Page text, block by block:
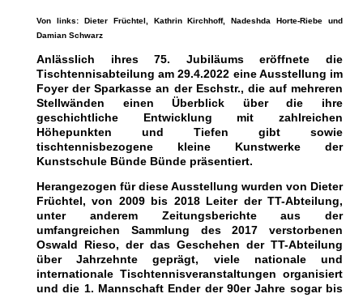
Von links: Dieter Früchtel, Kathrin Kirchhoff, Nadeshda Horte-Riebe und
Damian Schwarz
Anlässlich ihres 75. Jubiläums eröffnete die
Tischtennisabteilung am 29.4.2022 eine Ausstellung im
Foyer der Sparkasse an der Eschstr., die auf mehreren
Stellwänden einen Überblick über die ihre
geschichtliche Entwicklung mit zahlreichen
Höhepunkten und Tiefen gibt sowie
tischtennisbezogene kleine Kunstwerke der
Kunstschule Bünde Bünde präsentiert.
Herangezogen für diese Ausstellung wurden von Dieter
Früchtel, von 2009 bis 2018 Leiter der TT-Abteilung,
unter anderem Zeitungsberichte aus der
umfangreichen Sammlung des 2017 verstorbenen
Oswald Rieso, der das Geschehen der TT-Abteilung
über Jahrzehnte geprägt, viele nationale und
internationale Tischtennisveranstaltungen organisiert
und die 1. Mannschaft Ender der 90er Jahre sogar bis